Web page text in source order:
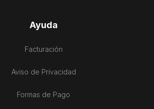
Ayuda
Facturación
Aviso de Privacidad
Formas de Pago